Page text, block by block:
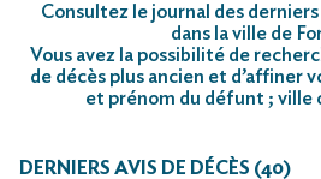
Consultez le journal des
dans la ville de
Vous avez la possibilité de
de décès plus ancien et d’affiner
et prénom du défunt ; ville
DERNIERS AVIS DE DÉCÈS (40)